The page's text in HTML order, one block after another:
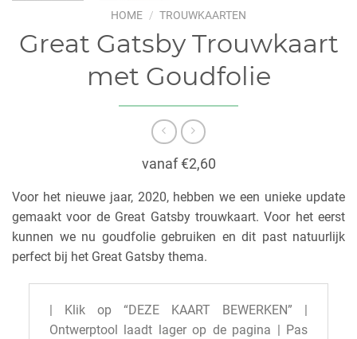
HOME / TROUWKAARTEN
Great Gatsby Trouwkaart
met Goudfolie
vanaf €2,60
Voor het nieuwe jaar, 2020, hebben we een unieke update
gemaakt voor de Great Gatsby trouwkaart. Voor het eerst
kunnen we nu goudfolie gebruiken en dit past natuurlijk
perfect bij het Great Gatsby thema.
| Klik op “DEZE KAART BEWERKEN” |
Ontwerptool laadt lager op de pagina | Pas